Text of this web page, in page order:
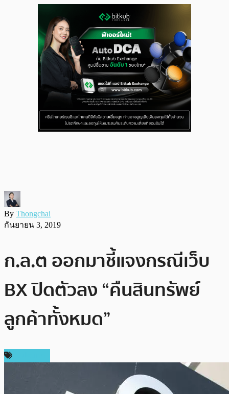
By Thongchai
กันยายน 3, 2019
ก.ล.ต ออกมาชี้แจงกรณีเว็บ
BX ปิดตัวลง “คืนสินทรัพย์
ลูกค้าทั้งหมด”